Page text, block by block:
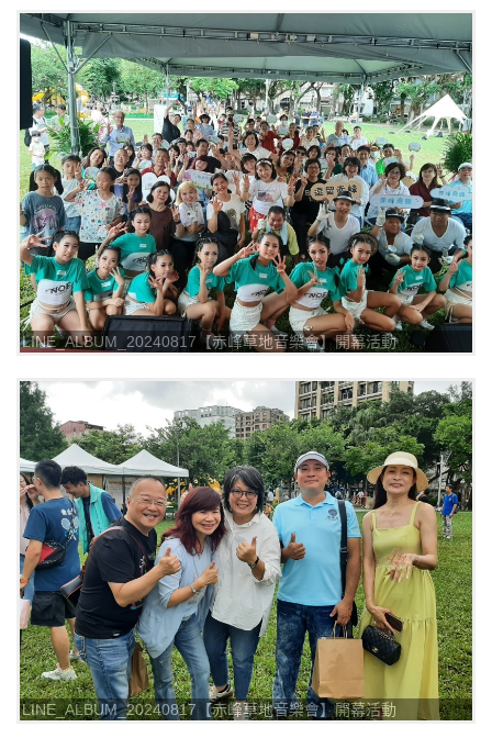
LINE_ALBUM_20240817【赤峰草地音樂會】開幕活動
LINE_ALBUM_20240817【赤峰草地音樂會】開幕活動